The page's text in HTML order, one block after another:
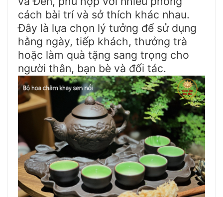
cách bài trí và sở thích khác nhau.
Đây là lựa chọn lý tưởng để sử dụng
hằng ngày, tiếp khách, thưởng trà
hoặc làm quà tặng sang trọng cho
người thân, bạn bè và đối tác.